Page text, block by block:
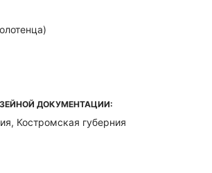
ДОКУМЕНТАЦИИ:
Костромская губерния